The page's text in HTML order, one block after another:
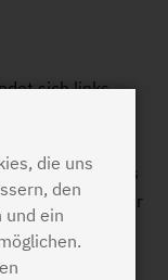
sich links
Vor
Parkplatz des
Parkplätze für
den einzelnen
sind
die uns
den
und ein